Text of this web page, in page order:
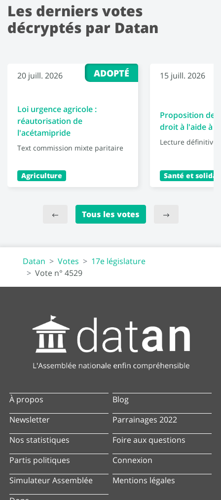
Les derniers votes
décryptés par Datan
ADOPTÉ
20 juill. 2026
Loi urgence agricole :
réautorisation de
l'acétamipride
Text commission mixte paritaire
Agriculture
15 juill. 2026
Proposition de
droit à l'aide à
Lecture définitive
Santé et
Tous les votes
Datan Votes
17e législature
Vote n° 4529
À propos
Newsletter
Nos statistiques
Partis politiques
Simulateur Assemblée
Blog
Parrainages 2022
Foire aux questions
Connexion
Mentions légales